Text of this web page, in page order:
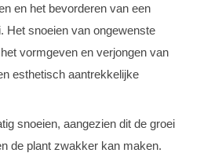
en het bevorderen van een
Het snoeien van ongewenste
vormgeven en verjongen van
esthetisch aantrekkelijke
snoeien, aangezien dit de groei
de plant zwakker kan maken.